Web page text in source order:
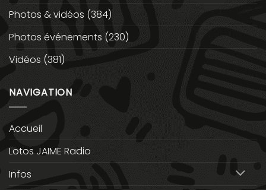
Photos & vidéos (384)
Photos événements (230)
Vidéos (381)
NAVIGATION
Accueil
Lotos JAIME Radio
Infos